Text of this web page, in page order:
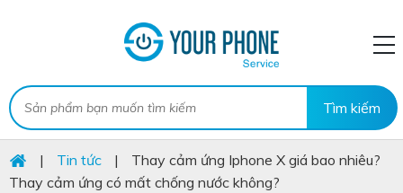
| Tin tức |
Thay cảm ứng Iphone X giá bao nhiêu?
Thay cảm ứng có mất chống nước không?